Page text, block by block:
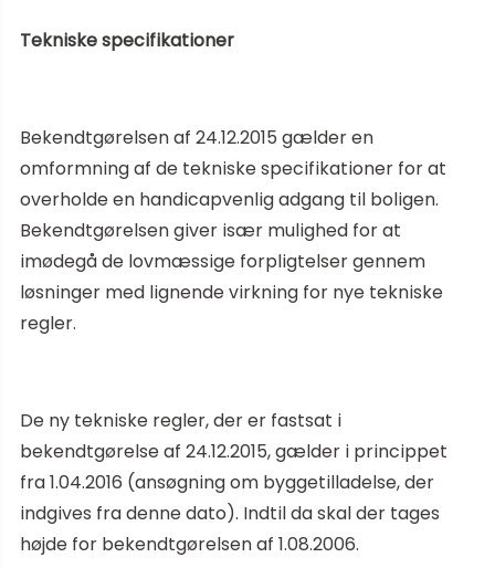
Tekniske specifikationer
Bekendtgørelsen af 24.12.2015 gælder en
omformning af de tekniske specifikationer for at
overholde en handicapvenlig adgang til boligen.
Bekendtgørelsen giver især mulighed for at
imødegå de lovmæssige forpligtelser gennem
løsninger med lignende virkning for nye tekniske
regler.
De ny tekniske regler, der er fastsat i
bekendtgørelse af 24.12.2015, gælder i princippet
fra 1.04.2016 (ansøgning om byggetilladelse, der
indgives fra denne dato). Indtil da skal der tages
højde for bekendtgørelsen af 1.08.2006.